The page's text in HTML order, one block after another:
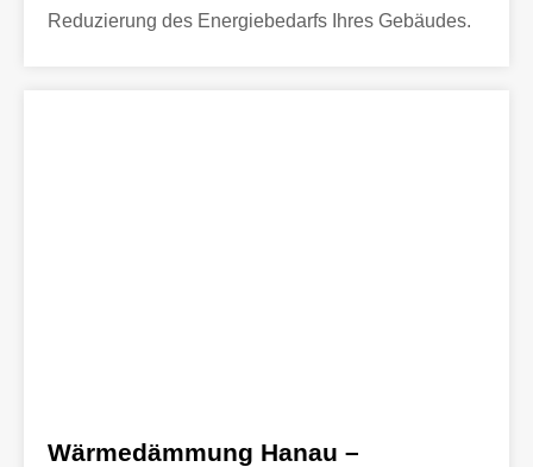
Reduzierung des Energiebedarfs Ihres Gebäudes.
Wärmedämmung Hanau –